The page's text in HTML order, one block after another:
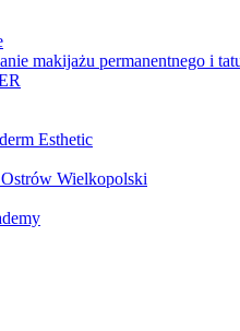
makijażu permanentnego i
Esthetic
Wielkopolski